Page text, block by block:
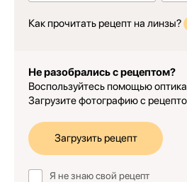
Как прочитать рецепт на линзы?
Не разобрались с рецептом?
Воспользуйтесь помощью
Загрузите фотографию с
Загрузить рецепт
Я не знаю свой рецепт